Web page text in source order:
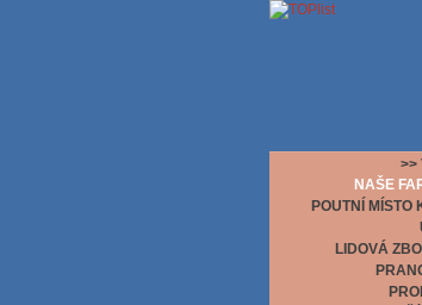
>>
NAŠE
POUTNÍ MÍSTO
LIDOVÁ